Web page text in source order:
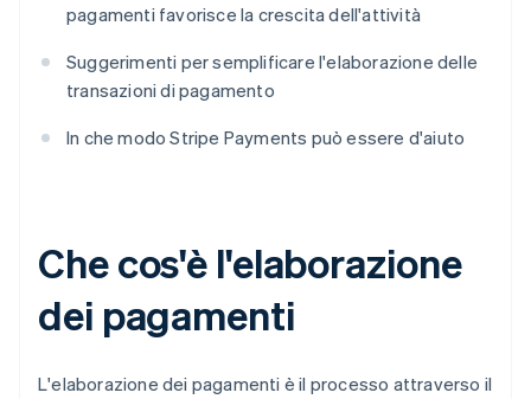
pagamenti favorisce la crescita dell'attività
Suggerimenti per semplificare l'elaborazione delle
transazioni di pagamento
In che modo Stripe Payments può essere d'aiuto
Che cos'è l'elaborazione
dei pagamenti
L'elaborazione dei pagamenti è il processo attraverso il